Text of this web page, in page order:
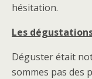
hésitation.
Les
Déguster était
sommes pas des